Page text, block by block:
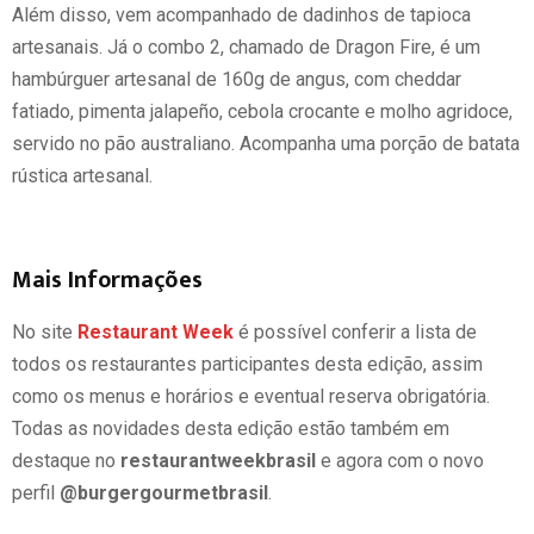
Além disso, vem acompanhado de dadinhos de tapioca
artesanais. Já o combo 2, chamado de Dragon Fire, é um
hambúrguer artesanal de 160g de angus, com cheddar
fatiado, pimenta jalapeño, cebola crocante e molho agridoce,
servido no pão australiano. Acompanha uma porção de batata
rústica artesanal.
Mais Informações
No site Restaurant Week é possível conferir a lista de
todos os restaurantes participantes desta edição, assim
como os menus e horários e eventual reserva obrigatória.
Todas as novidades desta edição estão também em
destaque no restaurantweekbrasil e agora com o novo
perfil @burgergourmetbrasil.